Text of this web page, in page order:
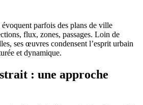
parfois des plans de ville
flux, zones, passages. Loin de
ses œuvres condensent l’esprit urbain
et dynamique.
: une approche